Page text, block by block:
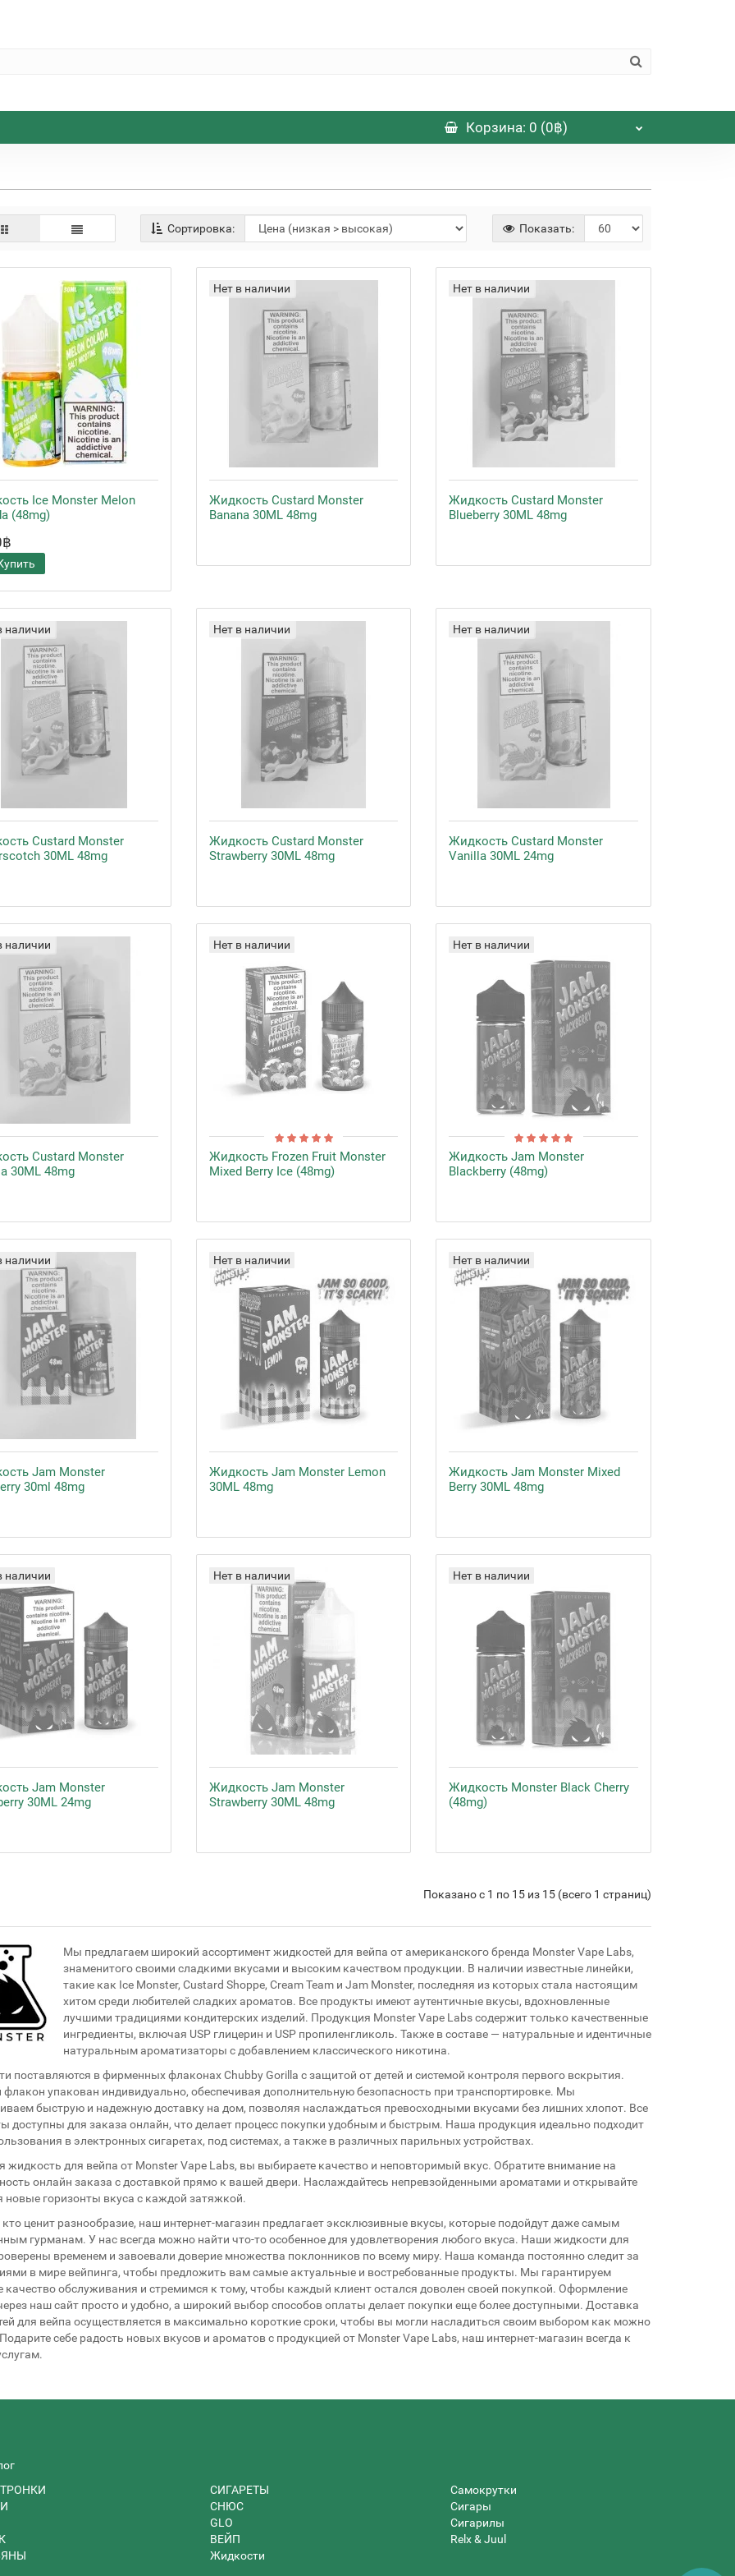
Корзина: 0 (0฿)
Сортировка: Показать:
Ice Monster Melon
(48mg)
Нет в наличии
Жидкость Custard Monster
Banana 30ML 48mg
Нет в наличии
Жидкость Custard Monster
Blueberry 30ML 48mg
наличии
Custard Monster
30ML 48mg
Нет в наличии
Жидкость Custard Monster
Strawberry 30ML 48mg
Нет в наличии
Жидкость Custard Monster
Vanilla 30ML 24mg
наличии
Custard Monster
30ML 48mg
Нет в наличии
Жидкость Frozen Fruit Monster
Mixed Berry Ice (48mg)
Нет в наличии
Жидкость Jam Monster
Blackberry (48mg)
наличии
Jam Monster
30ml 48mg
Нет в наличии
Жидкость Jam Monster Lemon
30ML 48mg
Нет в наличии
Жидкость Jam Monster Mixed
Berry 30ML 48mg
наличии
Jam Monster
30ML 24mg
Нет в наличии
Жидкость Jam Monster
Strawberry 30ML 48mg
Нет в наличии
Жидкость Monster Black Cherry
(48mg)
Показано с 1 по 15 из 15 (всего 1 страниц)
Мы предлагаем широкий ассортимент жидкостей для вейпа от американского бренда Monster Vape Labs,
знаменитого своими сладкими вкусами и высоким качеством продукции. В наличии известные линейки,
такие как Ice Monster, Custard Shoppe, Cream Team и Jam Monster, последняя из которых стала настоящим
хитом среди любителей сладких ароматов. Все продукты имеют аутентичные вкусы, вдохновленные
лучшими традициями кондитерских изделий. Продукция Monster Vape Labs содержит только качественные
ингредиенты, включая USP глицерин и USP пропиленгликоль. Также в составе — натуральные и идентичные
натуральным ароматизаторы с добавлением классического никотина.
поставляются в фирменных флаконах Chubby Gorilla с защитой от детей и системой контроля первого вскрытия.
упакован индивидуально, обеспечивая дополнительную безопасность при транспортировке. Мы
быструю и надежную доставку на дом, позволяя наслаждаться превосходными вкусами без лишних хлопот. Все
доступны для заказа онлайн, что делает процесс покупки удобным и быстрым. Наша продукция идеально подходит
в электронных сигаретах, под системах, а также в различных парильных устройствах.
жидкость для вейпа от Monster Vape Labs, вы выбираете качество и неповторимый вкус. Обратите внимание на
онлайн заказа с доставкой прямо к вашей двери. Наслаждайтесь непревзойденными ароматами и открывайте
новые горизонты вкуса с каждой затяжкой.
кто ценит разнообразие, наш интернет-магазин предлагает эксклюзивные вкусы, которые подойдут даже самым
гурманам. У нас всегда можно найти что-то особенное для удовлетворения любого вкуса. Наши жидкости для
временем и завоевали доверие множества поклонников по всему миру. Наша команда постоянно следит за
в мире вейпинга, чтобы предложить вам самые актуальные и востребованные продукты. Мы гарантируем
качество обслуживания и стремимся к тому, чтобы каждый клиент остался доволен своей покупкой. Оформление
наш сайт просто и удобно, а широкий выбор способов оплаты делает покупки еще более доступными. Доставка
для вейпа осуществляется в максимально короткие сроки, чтобы вы могли насладиться своим выбором как можно
себе радость новых вкусов и ароматов с продукцией от Monster Vape Labs, наш интернет-магазин всегда к
СИГАРЕТЫ
СНЮС
GLO
ВЕЙП
Жидкости
Самокрутки
Сигары
Сигарилы
Relx & Juul